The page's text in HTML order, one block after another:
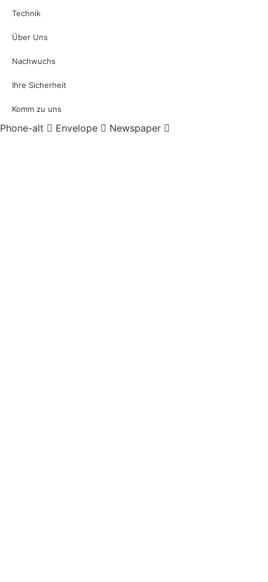
Technik
Über Uns
Nachwuchs
Ihre Sicherheit
Komm zu uns
Phone-alt Envelope Newspaper